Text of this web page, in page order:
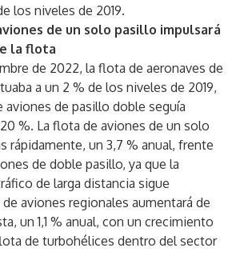
los niveles de 2019.
de un solo pasillo impulsará
la flota
de 2022, la flota de aeronaves de
a un 2 % de los niveles de 2019,
aviones de pasillo doble seguía
%. La flota de aviones de un solo
rápidamente, un 3,7 % anual, frente
de doble pasillo, ya que la
de larga distancia sigue
aviones regionales aumentará de
un 1,1 % anual, con un crecimiento
de turbohélices dentro del sector